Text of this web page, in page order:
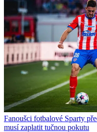
Fanoušci fotbalové Sparty
musí zaplatit tučnou pokutu